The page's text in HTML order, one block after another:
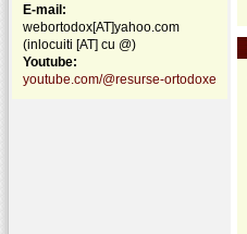
E-mail:
webortodox[AT]yahoo.com
(inlocuiti [AT] cu @)
Youtube:
youtube.com/@resurse-ortodoxe